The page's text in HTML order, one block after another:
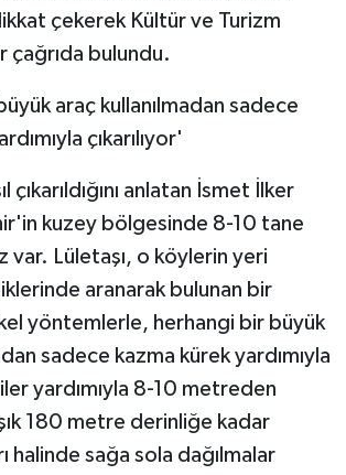
çekerek Kültür ve Turizm
çağrıda bulundu.
araç kullanılmadan sadece
çıkarılıyor'
çıkarıldığını anlatan İsmet İlker
kuzey bölgesinde 8-10 tane
var. Lületaşı, o köylerin yeri
aranarak bulunan bir
yöntemlerle, herhangi bir büyük
sadece kazma kürek yardımıyla
yardımıyla 8-10 metreden
180 metre derinliğe kadar
halinde sağa sola dağılmalar